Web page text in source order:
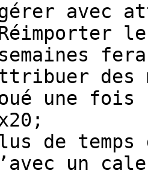
avec
des
une
de
un